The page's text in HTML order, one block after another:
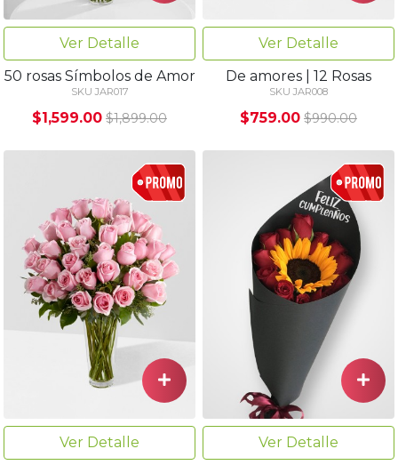
Ver Detalle
50 rosas Símbolos de Amor
SKU JAR017
$1,599.00 $1,899.00
Ver Detalle
De amores | 12 Rosas
SKU JAR008
$759.00 $990.00
Ver Detalle
Ver Detalle